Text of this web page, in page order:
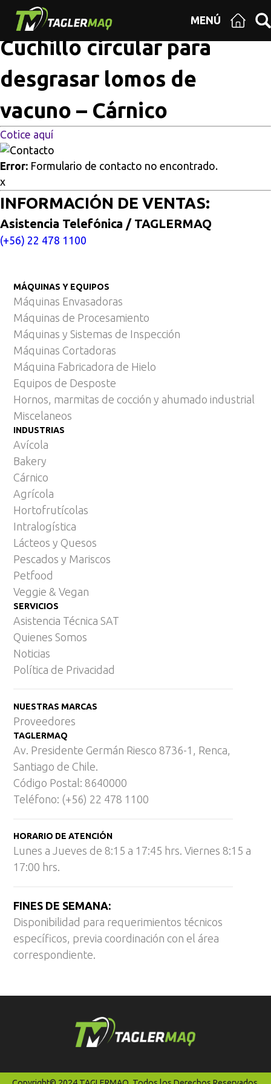
MENÚ
Multisitios
de vacuno – Cárnico
Cuchillo circular para
desgrasar lomos de
vacuno – Cárnico
Cotice aquí
Error: Formulario de contacto no encontrado.
x
INFORMACIÓN DE VENTAS:
Asistencia Telefónica / TAGLERMAQ
(+56) 22 478 1100
MÁQUINAS Y EQUIPOS
Máquinas Envasadoras
Máquinas de Procesamiento
Máquinas y Sistemas de Inspección
Máquinas Cortadoras
Máquina Fabricadora de Hielo
Equipos de Desposte
Hornos, marmitas de cocción y ahumado industrial
Miscelaneos
INDUSTRIAS
Avícola
Bakery
Cárnico
Agrícola
Hortofrutícolas
Intralogística
Lácteos y Quesos
Pescados y Mariscos
Petfood
Veggie & Vegan
SERVICIOS
Asistencia Técnica SAT
Quienes Somos
Noticias
Política de Privacidad
NUESTRAS MARCAS
Proveedores
TAGLERMAQ
Av. Presidente Germán Riesco 8736-1, Renca,
Santiago de Chile.
Código Postal: 8640000
Teléfono: (+56) 22 478 1100
HORARIO DE ATENCIÓN
Lunes a Jueves de 8:15 a 17:45 hrs. Viernes 8:15 a
17:00 hrs.
FINES DE SEMANA:
Disponibilidad para requerimientos técnicos
específicos, previa coordinación con el área
correspondiente.